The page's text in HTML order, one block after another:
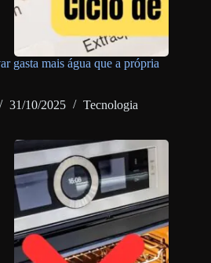
gasta mais água que a própria
31/10/2025 Tecnologia